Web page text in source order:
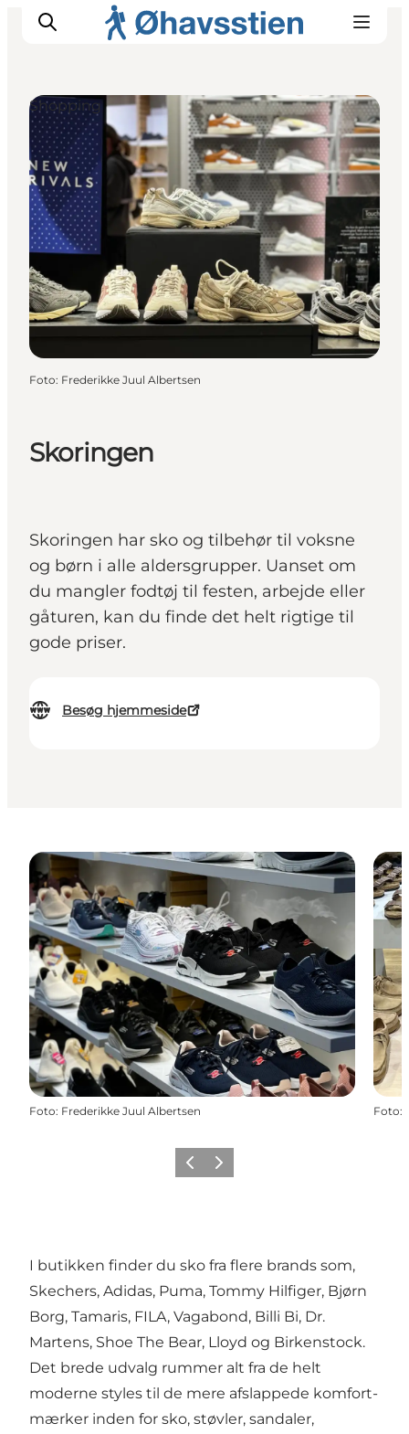
Inspiration
Vandreruter
Planlægning
Skoringen
Skoringen har sko og tilbehør til voksne
og børn i alle aldersgrupper. Uanset om
du mangler fodtøj til festen, arbejde eller
gåturen, kan du finde det helt rigtige til
gode priser.
Besøg hjemmeside
Shopping
Foto: Frederikke Juul Albertsen
Foto: Frederikke Juul Albertsen Foto:
ForrigeNæste
I butikken finder du sko fra flere brands som,
Skechers, Adidas, Puma, Tommy Hilfiger, Bjørn
Borg, Tamaris, FILA, Vagabond, Billi Bi, Dr.
Martens, Shoe The Bear, Lloyd og Birkenstock.
Det brede udvalg rummer alt fra de helt
moderne styles til de mere afslappede komfort-
mærker inden for sko, støvler, sandaler,